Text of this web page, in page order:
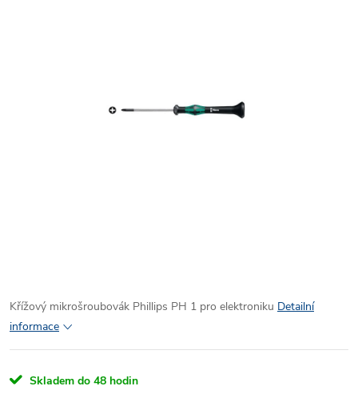
Křížový mikrošroubovák Phillips PH 1 pro elektroniku Detailní
informace
Skladem do 48 hodin